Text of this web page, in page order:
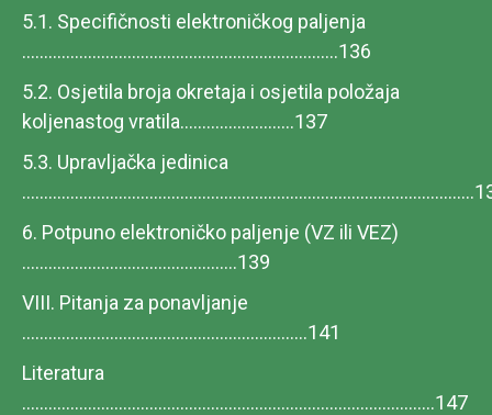
5.1. Specifičnosti elektroničkog paljenja
........................................................................136
5.2. Osjetila broja okretaja i osjetila položaja
koljenastog vratila..........................137
5.3. Upravljačka jedinica
6. Potpuno elektroničko paljenje (VZ ili VEZ)
.................................................139
VIII. Pitanja za ponavljanje
.................................................................141
Literatura
..............................................................................................147